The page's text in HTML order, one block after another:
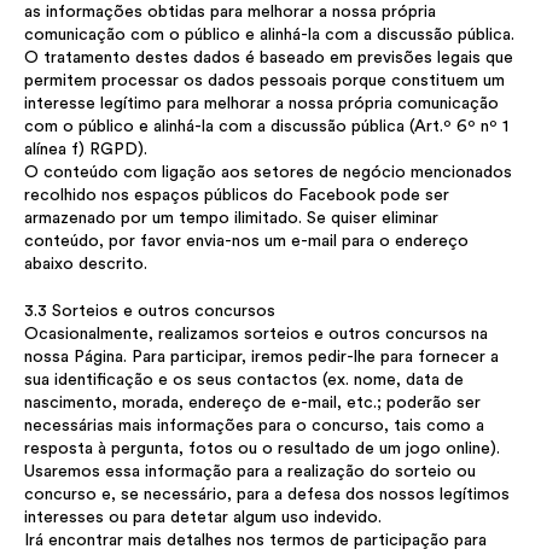
as informações obtidas para melhorar a nossa própria
comunicação com o público e alinhá-la com a discussão pública.
O tratamento destes dados é baseado em previsões legais que
permitem processar os dados pessoais porque constituem um
interesse legítimo para melhorar a nossa própria comunicação
com o público e alinhá-la com a discussão pública (Art.º 6º nº 1
alínea f) RGPD).
O conteúdo com ligação aos setores de negócio mencionados
recolhido nos espaços públicos do Facebook pode ser
armazenado por um tempo ilimitado. Se quiser eliminar
conteúdo, por favor envia-nos um e-mail para o endereço
abaixo descrito.
3.3 Sorteios e outros concursos
Ocasionalmente, realizamos sorteios e outros concursos na
nossa Página. Para participar, iremos pedir-lhe para fornecer a
sua identificação e os seus contactos (ex. nome, data de
nascimento, morada, endereço de e-mail, etc.; poderão ser
necessárias mais informações para o concurso, tais como a
resposta à pergunta, fotos ou o resultado de um jogo online).
Usaremos essa informação para a realização do sorteio ou
concurso e, se necessário, para a defesa dos nossos legítimos
interesses ou para detetar algum uso indevido.
Irá encontrar mais detalhes nos termos de participação para